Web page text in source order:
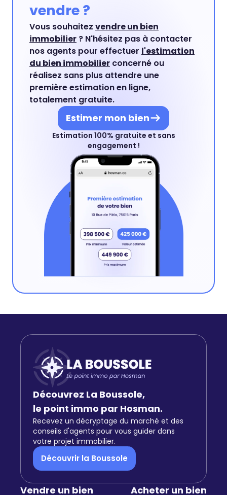
vendre ?
Vous souhaitez vendre un bien
immobilier ? N'hésitez pas à contacter
nos agents pour effectuer l'estimation
du bien immobilier concerné ou
réalisez sans plus attendre une
première estimation en ligne,
totalement gratuite.
Estimer mon bien
Estimation 100% gratuite et sans
engagement !
Découvrez La Boussole,
le point immo par Hosman.
Recevez un décryptage du marché et des
conseils d'agents pour vous guider dans
votre projet immobilier.
Découvrir la Boussole
Vendre un bien Acheter un bien